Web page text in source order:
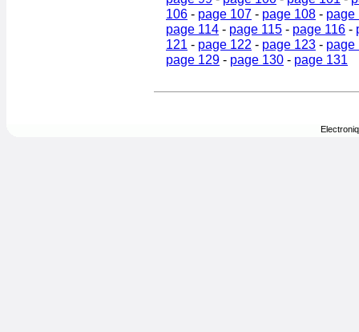
106 - page 107 - page 108 - page
page 114 - page 115 - page 116 -
121 - page 122 - page 123 - page
page 129 - page 130 - page 131